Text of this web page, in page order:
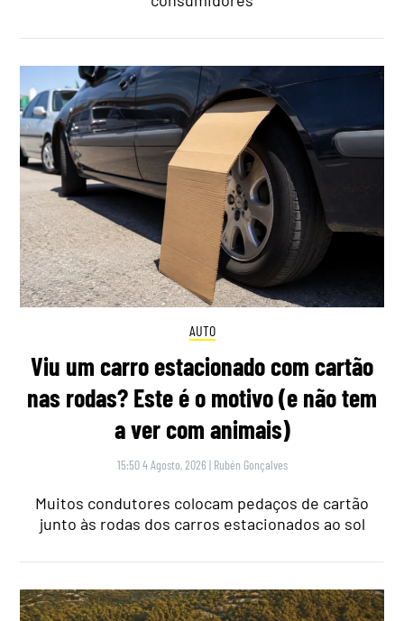
AUTO
Viu um carro estacionado com cartão
nas rodas? Este é o motivo (e não tem
a ver com animais)
15:50 4 Agosto, 2026 | Rubén Gonçalves
Muitos condutores colocam pedaços de cartão
junto às rodas dos carros estacionados ao sol